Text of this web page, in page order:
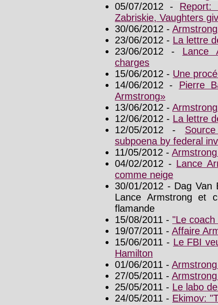
05/07/2012 - Report:
Zabriskie, Vaughters
30/06/2012 -
23/06/2012 - La lettre
23/06/2012 - Lance
charges
15/06/2012 - Une
14/06/2012 - Pierre
Armstrong»
13/06/2012 -
12/06/2012 - La lettre
12/05/2012 -
subpoena by federal
11/05/2012 -
04/02/2012 - Lance
comme neige
30/01/2012 - Dag
Lance Armstrong et
flamande
15/08/2011 - "Le
19/07/2011 - Affaire
15/06/2011 - Le FBI
Hamilton
01/06/2011 -
27/05/2011 -
25/05/2011 - Le labo
24/05/2011 - Ekimov: